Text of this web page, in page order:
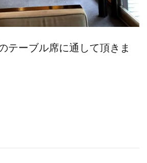
テーブル席に通して頂きま